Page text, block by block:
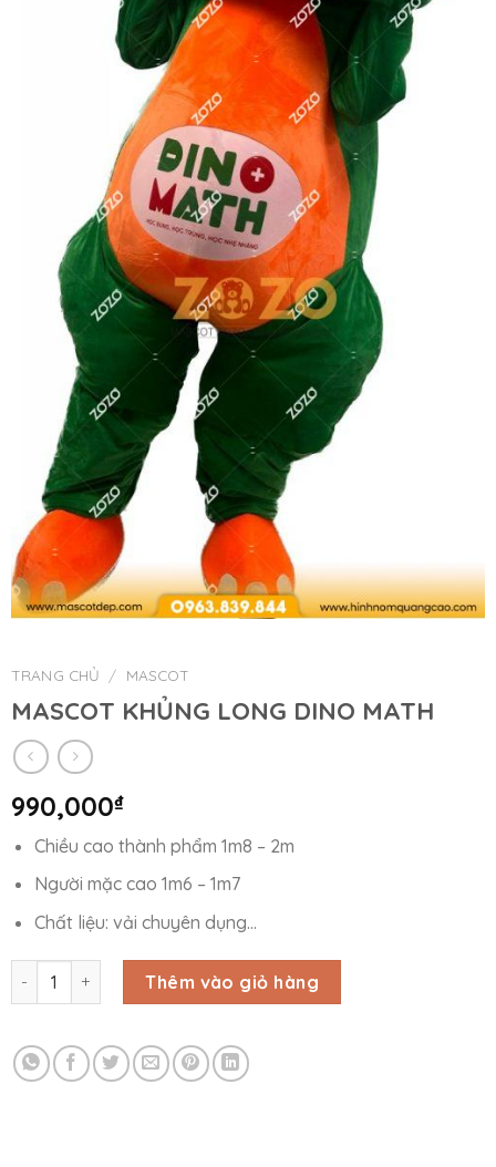
TRANG CHỦ / MASCOT
MASCOT KHỦNG LONG DINO MATH
990,000₫
Chiều cao thành phẩm 1m8 – 2m
Người mặc cao 1m6 – 1m7
Chất liệu: vải chuyên dụng…
MASCOT KHỦNG LONG DINO MATH số lượng
Thêm vào giỏ hàng